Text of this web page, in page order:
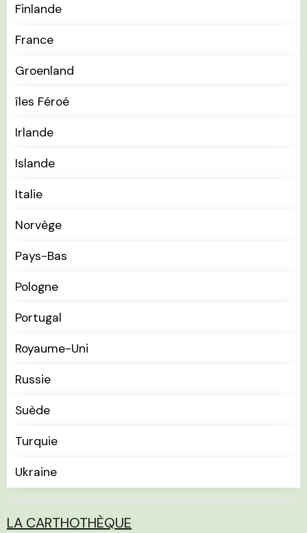
Finlande
France
Groenland
îles Féroé
Irlande
Islande
Italie
Norvège
Pays-Bas
Pologne
Portugal
Royaume-Uni
Russie
Suède
Turquie
Ukraine
LA CARTHOTHÈQUE